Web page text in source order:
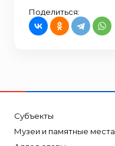
Поделиться:
Субъекты
Музеи и памятные места